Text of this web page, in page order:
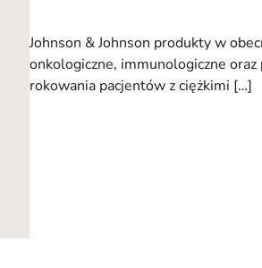
Johnson & Johnson produkty w
onkologiczne, immunologiczne
rokowania pacjentów z ciężkimi […]